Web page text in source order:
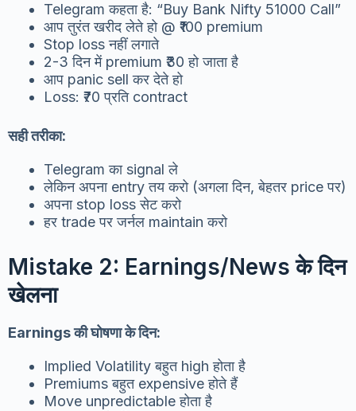
Telegram कहता है: “Buy Bank Nifty 51000 Call”
आप तुरंत खरीद लेते हो @ ₹100 premium
Stop loss नहीं लगाते
2-3 दिन में premium ₹30 हो जाता है
आप panic sell कर देते हो
Loss: ₹70 प्रति contract
सही तरीका:
Telegram का signal ले
लेकिन अपना entry तय करो (अगला दिन, बेहतर price पर)
अपना stop loss सेट करो
हर trade पर जर्नल maintain करो
Mistake 2: Earnings/News के दिन
खेलना
Earnings की घोषणा के दिन:
Implied Volatility बहुत high होता है
Premiums बहुत expensive होते हैं
Move unpredictable होता है